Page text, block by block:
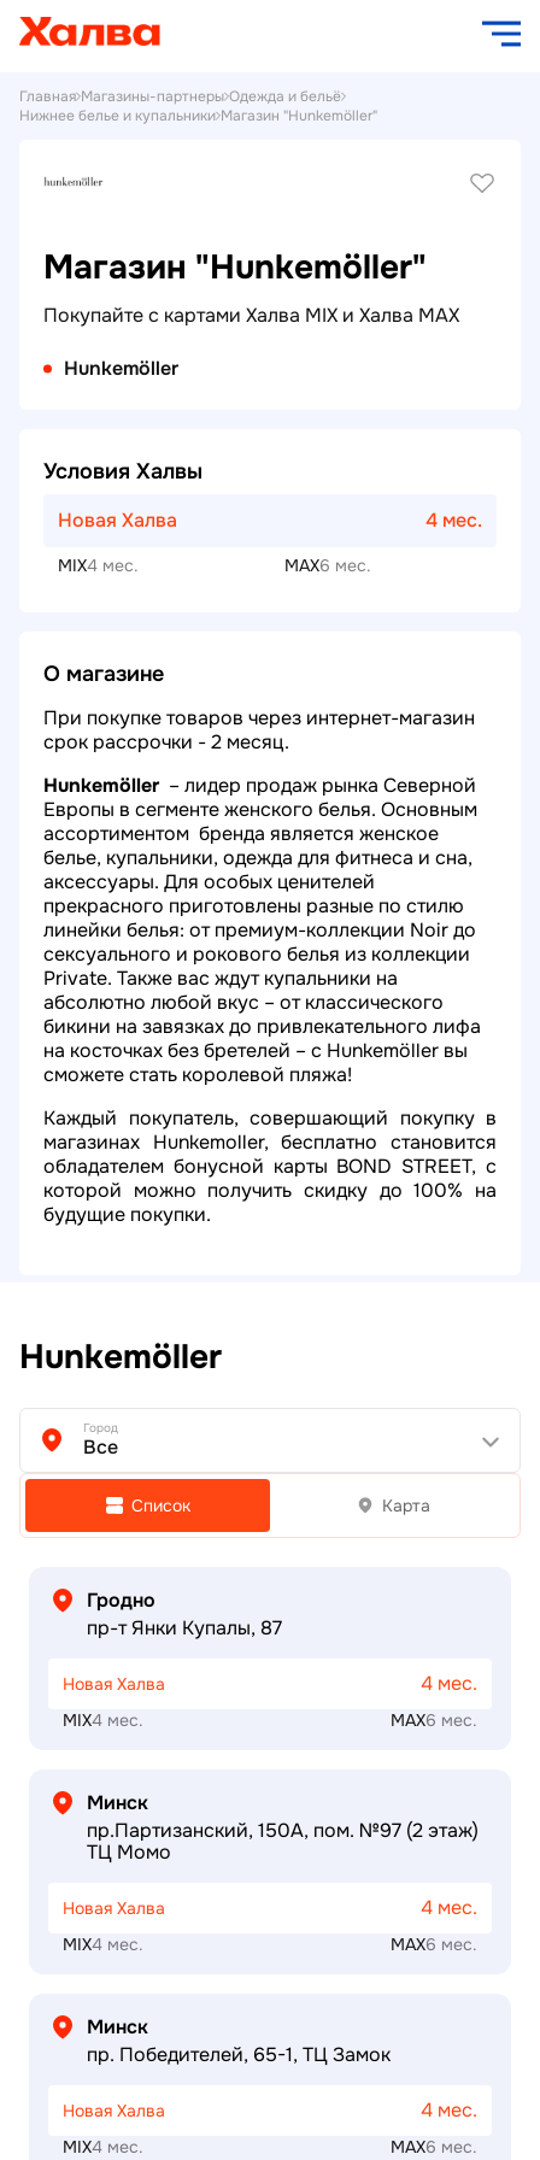
Главная Магазины-партнеры Одежда и бельё
Нижнее белье и купальники Магазин "Hunkemöller"
Магазин "Hunkemöller"
Покупайте с картами Халва MIX и Халва MAX
Hunkemöller
О магазине
При покупке товаров через интернет-магазин
срок рассрочки - 2 месяц.
Hunkemöller– лидер продаж рынка Северной
Европы в сегменте женского белья. Основным
ассортиментом бренда является женское
белье, купальники, одежда для фитнеса и сна,
аксессуары. Для особых ценителей
прекрасного приготовлены разные по стилю
линейки белья: от премиум-коллекции Noir до
сексуального и рокового белья из коллекции
Private. Также вас ждут купальники на
абсолютно любой вкус – от классического
бикини на завязках до привлекательного лифа
на косточках без бретелей – с Hunkemöller вы
сможете стать королевой пляжа!
Каждый покупатель, совершающий покупку в
магазинах Hunkemoller, бесплатно становится
обладателем бонусной карты BOND STREET, с
которой можно получить скидку до 100% на
будущие покупки.
Условия Халвы
Новая Халва 4 мес.
MIX4 мес. MAX6 мес.
Hunkemöller
Город
Все
Список Карта
Гродно
пр-т Янки Купалы, 87
MIX4 мес. MAX6 мес.
Новая Халва 4 мес.
Минск
пр.Партизанский, 150А, пом. №97 (2 этаж)
ТЦ Момо
MIX4 мес. MAX6 мес.
Новая Халва 4 мес.
Минск
пр. Победителей, 65-1, ТЦ Замок
MIX4 мес. MAX6 мес.
Новая Халва 4 мес.